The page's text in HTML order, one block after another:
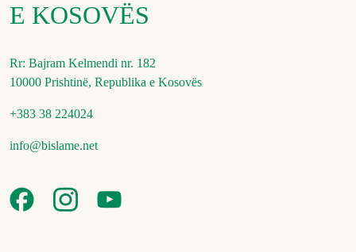
E KOSOVËS
Rr: Bajram Kelmendi nr. 182
10000 Prishtinë, Republika e Kosovës
+383 38 224024
info@bislame.net